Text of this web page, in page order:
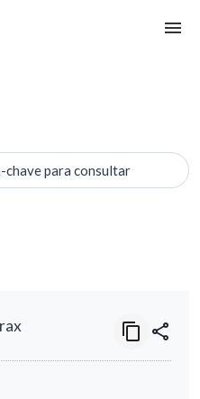
para consultar